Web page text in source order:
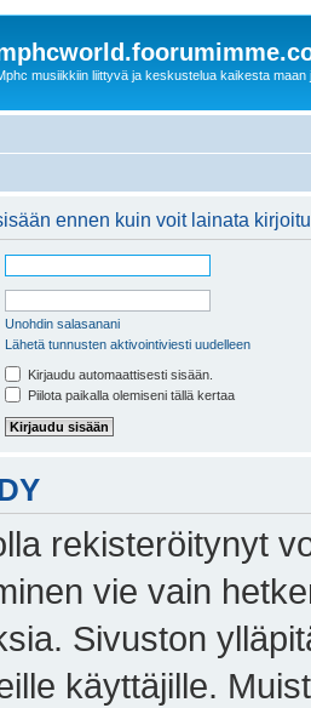
musiikkiin liittyvä ja keskustelua kaikesta maan
ennen kuin voit lainata
Unohdin salasanani
Lähetä tunnusten aktivointiviesti uudelleen
Kirjaudu automaattisesti sisään.
Piilota paikalla olemiseni tällä kertaa
rekisteröitynyt
vie vain
Sivuston
käyttäjille.